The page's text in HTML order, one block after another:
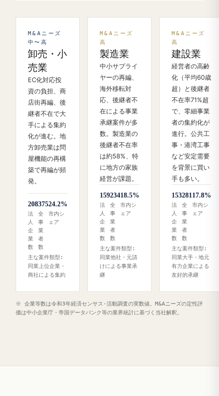
M&Aニーズ
中〜高
卸売・小
売業
EC化対応投
資の負担、商
店街再編、後
継者不在で大
手による集約
化が進む。地
方卸売業は問
屋機能の再構
築で再編が頻
発。
208
法
人
企
業
数
375
全
事
業
者
数
24.2%
市内シ
ェア
主な案件類型:
同業上位企業・
商社による集約
M&Aニーズ
高
製造業
中小サプライ
ヤーの再編、
海外移転対
応、後継者不
在による事業
承継案件が多
数。製造業の
後継者不在率
は約58%、特
に地方の家族
経営が課題。
159
法
人
企
業
数
234
全
事
業
者
数
18.5%
市内シ
ェア
主な案件類型:
同業他社・元請
けによる事業承
継
M&Aニーズ
高
建設業
経営者の高齢
化（平均60歳
超）と後継者
不在率71%超
で、零細事業
者の集約化が
進行。公共工
事・港湾工事
など安定需要
を背景に買い
手も多い。
153
法
人
企
業
数
281
全
事
業
者
数
17.8%
市内シ
ェア
主な案件類型:
同業大手・地元
有力企業による
友好的承継
※ 企業等数は令和3年経済センサス‐活動調査の実数値。M&Aニーズの定性評
価は中小企業庁・帝国データバンク等の業界統計に基づく当社解釈。